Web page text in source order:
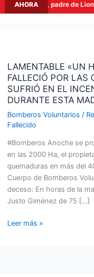
AHORA
Messi, padre de Lionel
LAMENTABLE «UN
FALLECIÓ POR LAS
SUFRIÓ EN EL
DURANTE ESTA
Bomberos Voluntarios /
Fallecido
#Bomberos Anoche se
en las 2000 Ha, el
quemaduras en más del
Cuerpo de Bomberos
deceso: En horas de la
Justo Giménez de 75 […]
HOMBRE
DE
75
AÑOS
FALLECIÓ
POR
SUFRIÓ
DE
Leer más »